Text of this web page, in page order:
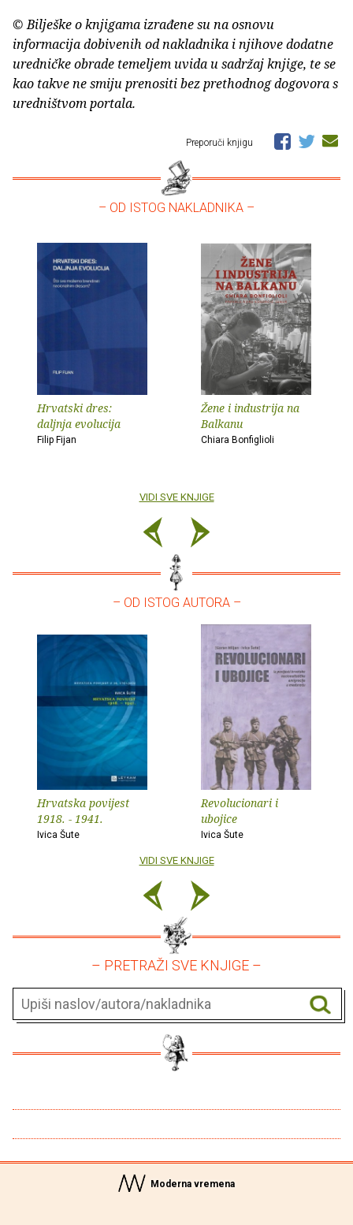
© Bilješke o knjigama izrađene su na osnovu
informacija dobivenih od nakladnika i njihove dodatne
uredničke obrade temeljem uvida u sadržaj knjige, te se
kao takve ne smiju prenositi bez prethodnog dogovora s
uredništvom portala.
Preporuči knjigu
– OD ISTOG NAKLADNIKA –
Hrvatski dres:
daljnja evolucija
Filip Fijan
Žene i industrija na
Balkanu
Chiara Bonfiglioli
VIDI SVE KNJIGE
– OD ISTOG AUTORA –
Hrvatska povijest
1918. - 1941.
Ivica Šute
Revolucionari i
ubojice
Ivica Šute
VIDI SVE KNJIGE
– PRETRAŽI SVE KNJIGE –
Moderna vremena